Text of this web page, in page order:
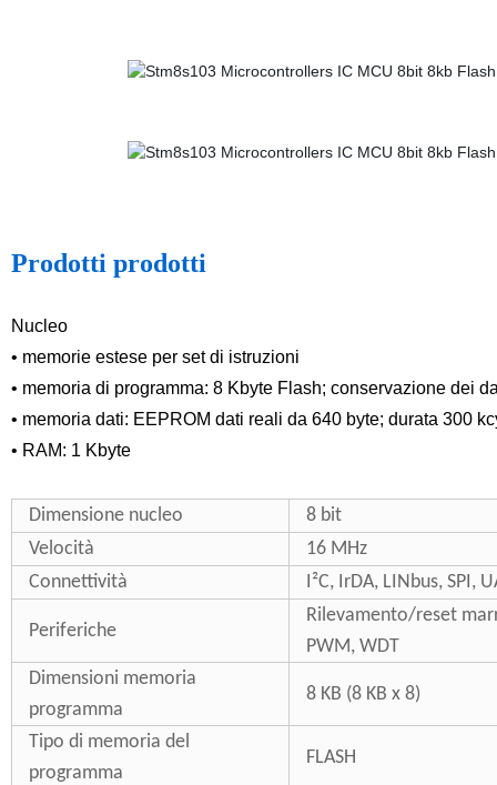
Prodotti prodotti
Nucleo
• memorie estese per set di istruzioni
• memoria di programma: 8 Kbyte Flash; conservazione dei
• memoria dati: EEPROM dati reali da 640 byte; durata 300
• RAM: 1 Kbyte
Dimensione nucleo
8 bit
Velocità
16 MHz
Connettività
I²C, IrDA, LINbus, SPI,
Periferiche
Rilevamento/reset
PWM, WDT
Dimensioni memoria
programma
8 KB (8 KB x 8)
Tipo di memoria del
programma
FLASH